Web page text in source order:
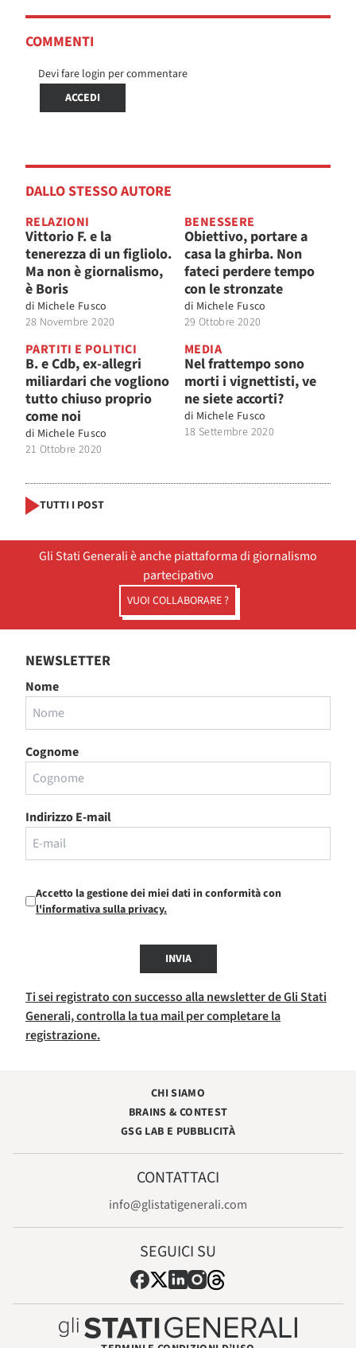
COMMENTI
Devi fare login per commentare
ACCEDI
DALLO STESSO AUTORE
RELAZIONI
Vittorio F. e la
tenerezza di un figliolo.
Ma non è giornalismo,
è Boris
di Michele Fusco
28 Novembre 2020
BENESSERE
Obiettivo, portare a
casa la ghirba. Non
fateci perdere tempo
con le stronzate
di Michele Fusco
29 Ottobre 2020
PARTITI E POLITICI
B. e Cdb, ex-allegri
miliardari che vogliono
tutto chiuso proprio
come noi
di Michele Fusco
21 Ottobre 2020
MEDIA
Nel frattempo sono
morti i vignettisti, ve
ne siete accorti?
di Michele Fusco
18 Settembre 2020
TUTTI I POST
Gli Stati Generali è anche piattaforma di giornalismo
partecipativo
VUOI COLLABORARE ?
NEWSLETTER
Nome
Cognome
Indirizzo E-mail
Accetto la gestione dei miei dati in conformità con
l'informativa sulla privacy.
INVIA
Ti sei registrato con successo alla newsletter de Gli Stati
Generali, controlla la tua mail per completare la
registrazione.
CHI SIAMO
BRAINS & CONTEST
GSG LAB E PUBBLICITÀ
CONTATTACI
info@glistatigenerali.com
SEGUICI SU